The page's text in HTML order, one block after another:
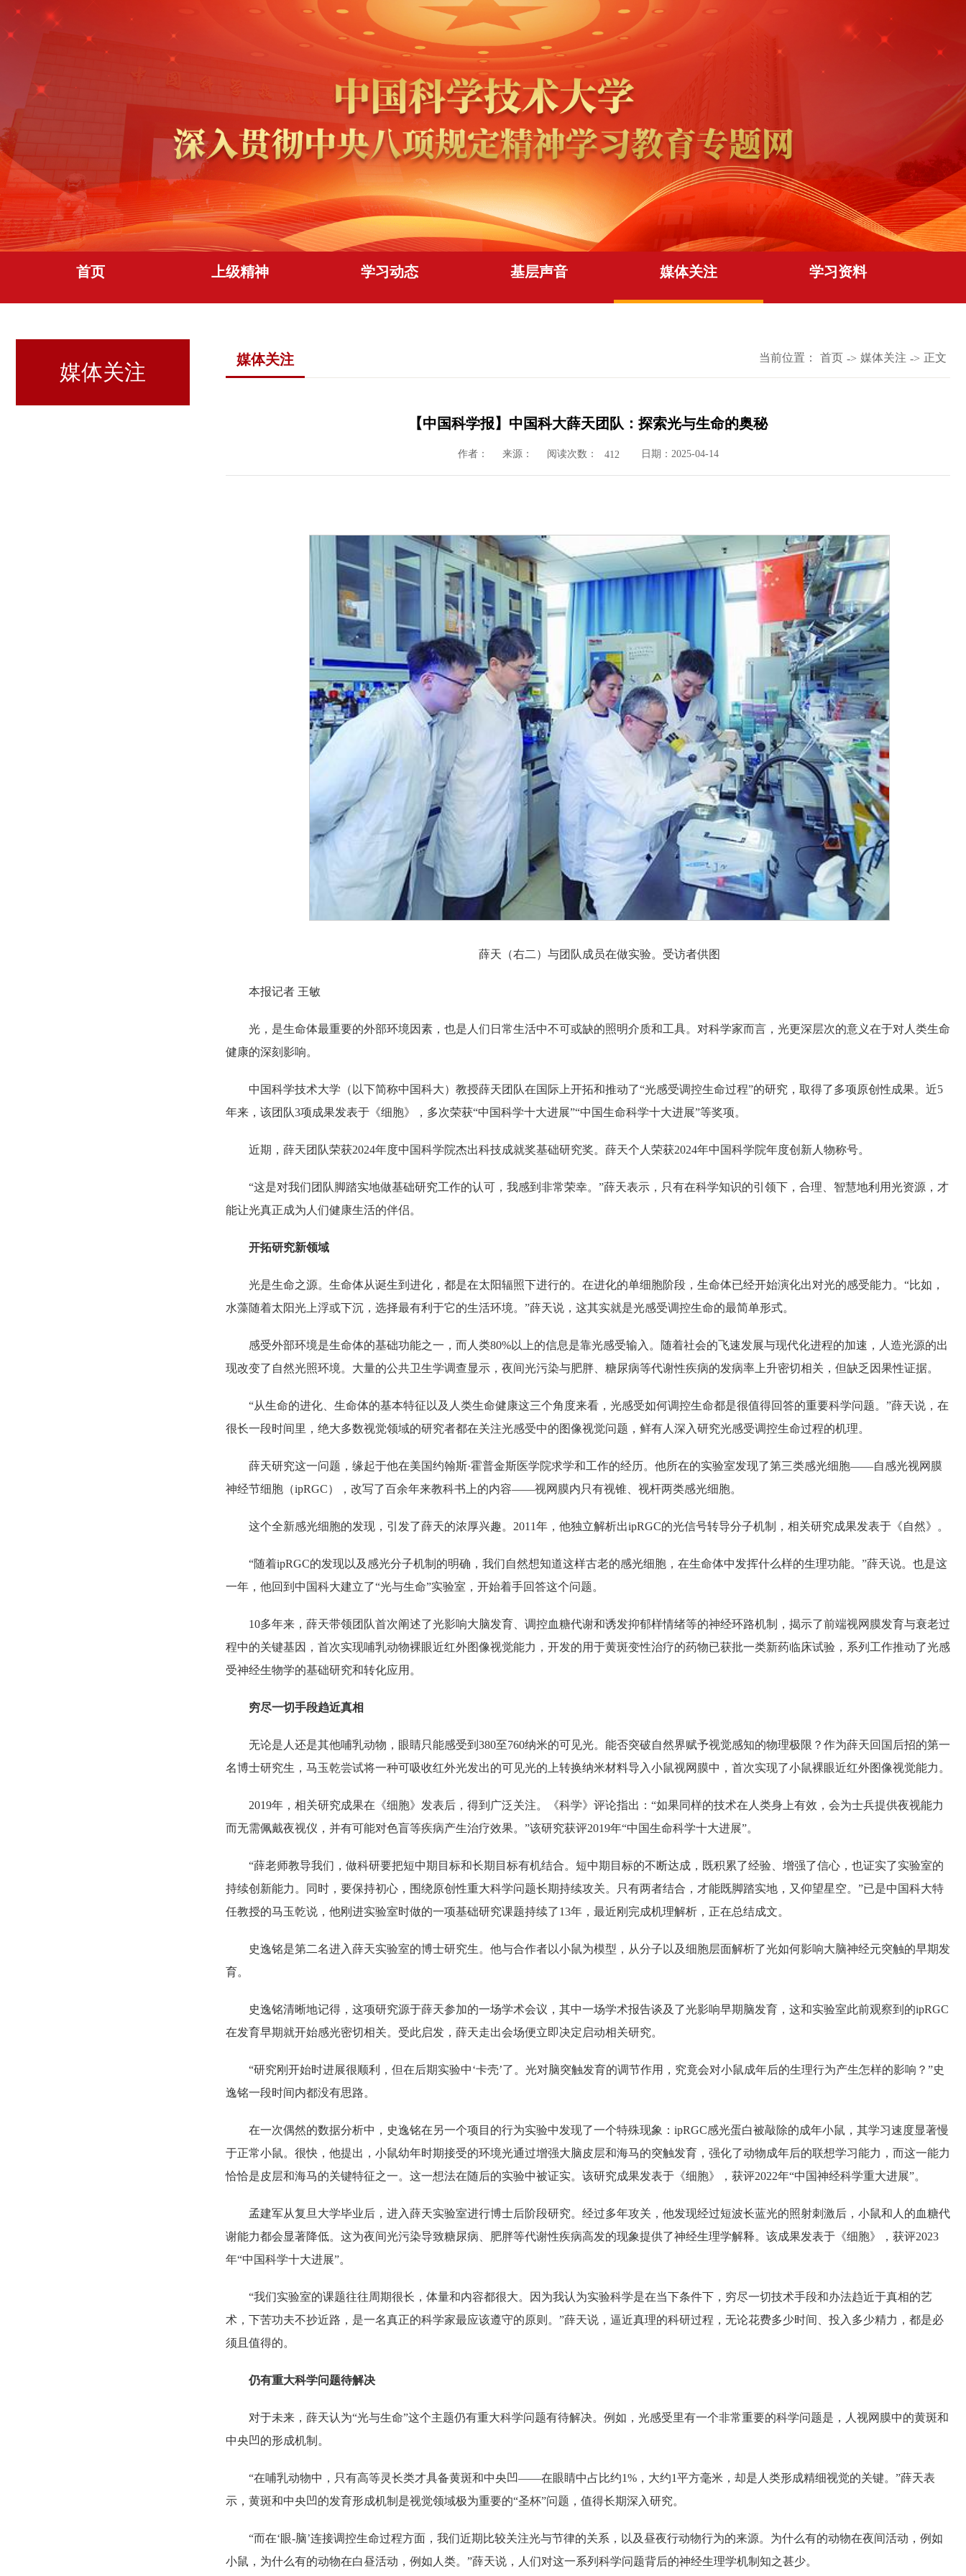
首页 上级精神 学习动态 基层声音 媒体关注 学习资料
媒体关注
媒体关注 当前位置： 首页 -> 媒体关注 -> 正文
【中国科学报】中国科大薛天团队：探索光与生命的奥秘
作者： 来源： 阅读次数： 412 日期：2025-04-14
薛天（右二）与团队成员在做实验。受访者供图
本报记者 王敏
光，是生命体最重要的外部环境因素，也是人们日常生活中不可或缺的照明介质和工具。对科学家而言，光更深层次的意义在于对人类生命
健康的深刻影响。
中国科学技术大学（以下简称中国科大）教授薛天团队在国际上开拓和推动了“光感受调控生命过程”的研究，取得了多项原创性成果。近5
年来，该团队3项成果发表于《细胞》，多次荣获“中国科学十大进展”“中国生命科学十大进展”等奖项。
近期，薛天团队荣获2024年度中国科学院杰出科技成就奖基础研究奖。薛天个人荣获2024年中国科学院年度创新人物称号。
“这是对我们团队脚踏实地做基础研究工作的认可，我感到非常荣幸。”薛天表示，只有在科学知识的引领下，合理、智慧地利用光资源，才
能让光真正成为人们健康生活的伴侣。
开拓研究新领域
光是生命之源。生命体从诞生到进化，都是在太阳辐照下进行的。在进化的单细胞阶段，生命体已经开始演化出对光的感受能力。“比如，
水藻随着太阳光上浮或下沉，选择最有利于它的生活环境。”薛天说，这其实就是光感受调控生命的最简单形式。
感受外部环境是生命体的基础功能之一，而人类80%以上的信息是靠光感受输入。随着社会的飞速发展与现代化进程的加速，人造光源的出
现改变了自然光照环境。大量的公共卫生学调查显示，夜间光污染与肥胖、糖尿病等代谢性疾病的发病率上升密切相关，但缺乏因果性证据。
“从生命的进化、生命体的基本特征以及人类生命健康这三个角度来看，光感受如何调控生命都是很值得回答的重要科学问题。”薛天说，在
很长一段时间里，绝大多数视觉领域的研究者都在关注光感受中的图像视觉问题，鲜有人深入研究光感受调控生命过程的机理。
薛天研究这一问题，缘起于他在美国约翰斯·霍普金斯医学院求学和工作的经历。他所在的实验室发现了第三类感光细胞——自感光视网膜
神经节细胞（ipRGC），改写了百余年来教科书上的内容——视网膜内只有视锥、视杆两类感光细胞。
这个全新感光细胞的发现，引发了薛天的浓厚兴趣。2011年，他独立解析出ipRGC的光信号转导分子机制，相关研究成果发表于《自然》。
“随着ipRGC的发现以及感光分子机制的明确，我们自然想知道这样古老的感光细胞，在生命体中发挥什么样的生理功能。”薛天说。也是这
一年，他回到中国科大建立了“光与生命”实验室，开始着手回答这个问题。
10多年来，薛天带领团队首次阐述了光影响大脑发育、调控血糖代谢和诱发抑郁样情绪等的神经环路机制，揭示了前端视网膜发育与衰老过
程中的关键基因，首次实现哺乳动物裸眼近红外图像视觉能力，开发的用于黄斑变性治疗的药物已获批一类新药临床试验，系列工作推动了光感
受神经生物学的基础研究和转化应用。
穷尽一切手段趋近真相
无论是人还是其他哺乳动物，眼睛只能感受到380至760纳米的可见光。能否突破自然界赋予视觉感知的物理极限？作为薛天回国后招的第一
名博士研究生，马玉乾尝试将一种可吸收红外光发出的可见光的上转换纳米材料导入小鼠视网膜中，首次实现了小鼠裸眼近红外图像视觉能力。
2019年，相关研究成果在《细胞》发表后，得到广泛关注。《科学》评论指出：“如果同样的技术在人类身上有效，会为士兵提供夜视能力
而无需佩戴夜视仪，并有可能对色盲等疾病产生治疗效果。”该研究获评2019年“中国生命科学十大进展”。
“薛老师教导我们，做科研要把短中期目标和长期目标有机结合。短中期目标的不断达成，既积累了经验、增强了信心，也证实了实验室的
持续创新能力。同时，要保持初心，围绕原创性重大科学问题长期持续攻关。只有两者结合，才能既脚踏实地，又仰望星空。”已是中国科大特
任教授的马玉乾说，他刚进实验室时做的一项基础研究课题持续了13年，最近刚完成机理解析，正在总结成文。
史逸铭是第二名进入薛天实验室的博士研究生。他与合作者以小鼠为模型，从分子以及细胞层面解析了光如何影响大脑神经元突触的早期发
育。
史逸铭清晰地记得，这项研究源于薛天参加的一场学术会议，其中一场学术报告谈及了光影响早期脑发育，这和实验室此前观察到的ipRGC
在发育早期就开始感光密切相关。受此启发，薛天走出会场便立即决定启动相关研究。
“研究刚开始时进展很顺利，但在后期实验中‘卡壳’了。光对脑突触发育的调节作用，究竟会对小鼠成年后的生理行为产生怎样的影响？”史
逸铭一段时间内都没有思路。
在一次偶然的数据分析中，史逸铭在另一个项目的行为实验中发现了一个特殊现象：ipRGC感光蛋白被敲除的成年小鼠，其学习速度显著慢
于正常小鼠。很快，他提出，小鼠幼年时期接受的环境光通过增强大脑皮层和海马的突触发育，强化了动物成年后的联想学习能力，而这一能力
恰恰是皮层和海马的关键特征之一。这一想法在随后的实验中被证实。该研究成果发表于《细胞》，获评2022年“中国神经科学重大进展”。
孟建军从复旦大学毕业后，进入薛天实验室进行博士后阶段研究。经过多年攻关，他发现经过短波长蓝光的照射刺激后，小鼠和人的血糖代
谢能力都会显著降低。这为夜间光污染导致糖尿病、肥胖等代谢性疾病高发的现象提供了神经生理学解释。该成果发表于《细胞》，获评2023
年“中国科学十大进展”。
“我们实验室的课题往往周期很长，体量和内容都很大。因为我认为实验科学是在当下条件下，穷尽一切技术手段和办法趋近于真相的艺
术，下苦功夫不抄近路，是一名真正的科学家最应该遵守的原则。”薛天说，逼近真理的科研过程，无论花费多少时间、投入多少精力，都是必
须且值得的。
仍有重大科学问题待解决
对于未来，薛天认为“光与生命”这个主题仍有重大科学问题有待解决。例如，光感受里有一个非常重要的科学问题是，人视网膜中的黄斑和
中央凹的形成机制。
“在哺乳动物中，只有高等灵长类才具备黄斑和中央凹——在眼睛中占比约1%，大约1平方毫米，却是人类形成精细视觉的关键。”薛天表
示，黄斑和中央凹的发育形成机制是视觉领域极为重要的“圣杯”问题，值得长期深入研究。
“而在‘眼-脑’连接调控生命过程方面，我们近期比较关注光与节律的关系，以及昼夜行动物行为的来源。为什么有的动物在夜间活动，例如
小鼠，为什么有的动物在白昼活动，例如人类。”薛天说，人们对这一系列科学问题背后的神经生理学机制知之甚少。